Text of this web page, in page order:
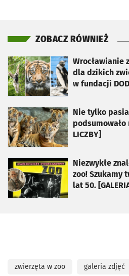
ZOBACZ RÓWNIEŻ
Wrocławianie
dla dzikich
w fundacji
otworzy się w nowej karcie
Nie tylko
podsumowało
LICZBY]
otworzy się w nowej karcie
Niezwykłe
zoo! Szukamy
lat 50.
otworzy się w nowej karcie
zwierzęta w zoo galeria zdjęć